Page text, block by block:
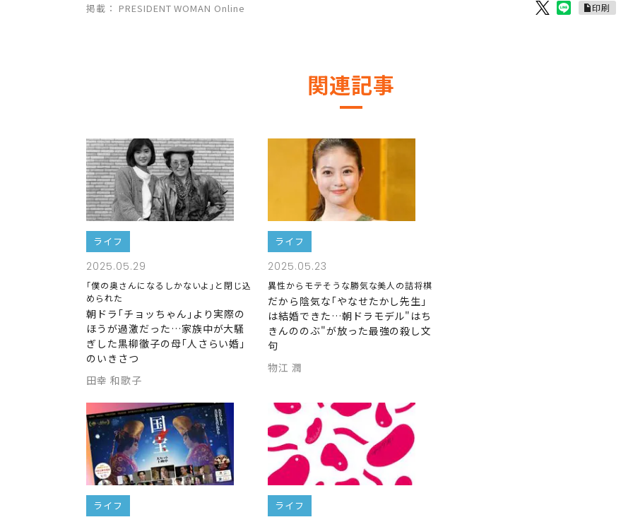
掲載： PRESIDENT WOMAN Online 印刷
関連記事
ライフ
2025.05.29
｢僕の奥さんになるしかないよ｣と閉じ込
められた
朝ドラ｢チョッちゃん｣より実際の
ほうが過激だった…家族中が大騒
ぎした黒柳徹子の母｢人さらい婚｣
のいきさつ
田幸 和歌子
ライフ
2025.05.23
異性からモテそうな勝気な美人の詰将棋
だから陰気な｢やなせたかし先生｣
は結婚できた…朝ドラモデル"はち
きんののぶ"が放った最強の殺し文
句
物江 潤
ライフ ライフ